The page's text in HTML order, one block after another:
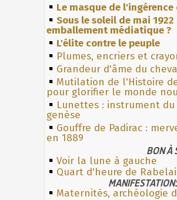
Le masque de
Sous le soleil de mai
emballement médiatique ?
L'élite contre le peuple
Plumes, encriers et
Grandeur d'âme du
Mutilation de l'Histoire
pour glorifier le monde
Lunettes : instrument du
genèse
Gouffre de Padirac :
en 1889
BON À
Voir la lune à gauche
Quart d'heure de
Maternités, archéologie